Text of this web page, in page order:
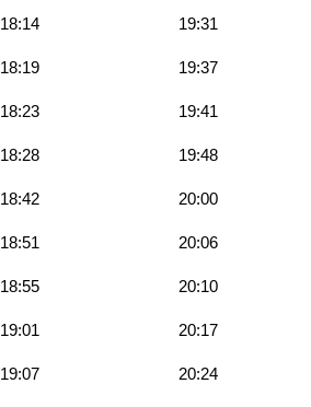
18:14 19:31
18:19 19:37
18:23 19:41
18:28 19:48
18:42 20:00
18:51 20:06
18:55 20:10
19:01 20:17
19:07 20:24